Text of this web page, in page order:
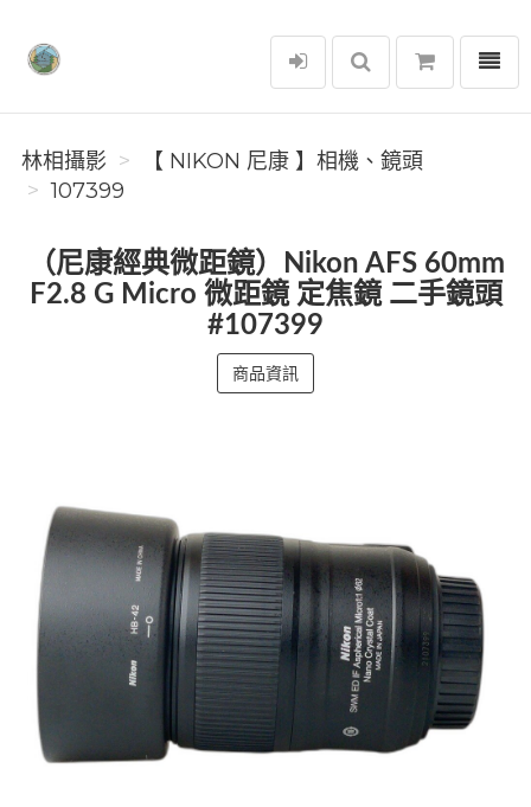
林相攝影
選單
林相攝影
【 NIKON 尼康 】相機、鏡頭
107399
（尼康經典微距鏡）Nikon AFS 60mm
F2.8 G Micro 微距鏡 定焦鏡 二手鏡頭
#107399
商品資訊